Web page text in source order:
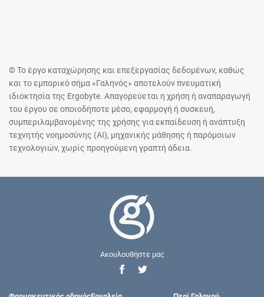
© Το έργο καταχώρησης και επεξεργασίας δεδομένων, καθώς
και το εμπορικό σήμα «Γαληνός» αποτελούν πνευματική
ιδιοκτησία της Ergobyte. Απαγορεύεται η χρήση ή αναπαραγωγή
του έργου σε οποιοδήποτε μέσο, εφαρμογή ή συσκευή,
συμπεριλαμβανομένης της χρήσης για εκπαίδευση ή ανάπτυξη
τεχνητής νοημοσύνης (AI), μηχανικής μάθησης ή παρόμοιων
τεχνολογιών, χωρίς προηγούμενη γραπτή άδεια.
Ακουλουθήστε μας